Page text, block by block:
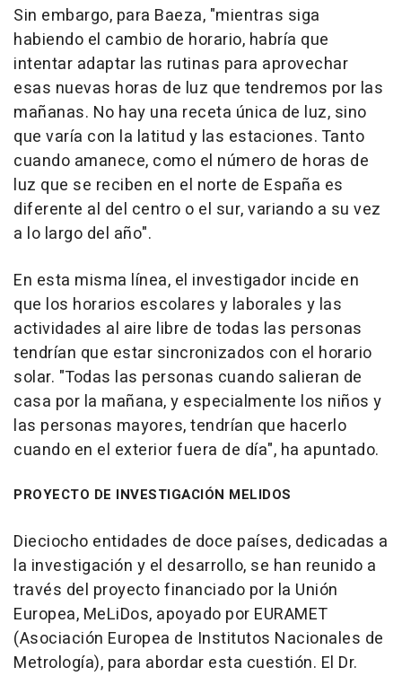
Sin embargo, para Baeza, "mientras siga
habiendo el cambio de horario, habría que
intentar adaptar las rutinas para aprovechar
esas nuevas horas de luz que tendremos por las
mañanas. No hay una receta única de luz, sino
que varía con la latitud y las estaciones. Tanto
cuando amanece, como el número de horas de
luz que se reciben en el norte de España es
diferente al del centro o el sur, variando a su vez
a lo largo del año".
En esta misma línea, el investigador incide en
que los horarios escolares y laborales y las
actividades al aire libre de todas las personas
tendrían que estar sincronizados con el horario
solar. "Todas las personas cuando salieran de
casa por la mañana, y especialmente los niños y
las personas mayores, tendrían que hacerlo
cuando en el exterior fuera de día", ha apuntado.
PROYECTO DE INVESTIGACIÓN MELIDOS
Dieciocho entidades de doce países, dedicadas a
la investigación y el desarrollo, se han reunido a
través del proyecto financiado por la Unión
Europea, MeLiDos, apoyado por EURAMET
(Asociación Europea de Institutos Nacionales de
Metrología), para abordar esta cuestión. El Dr.